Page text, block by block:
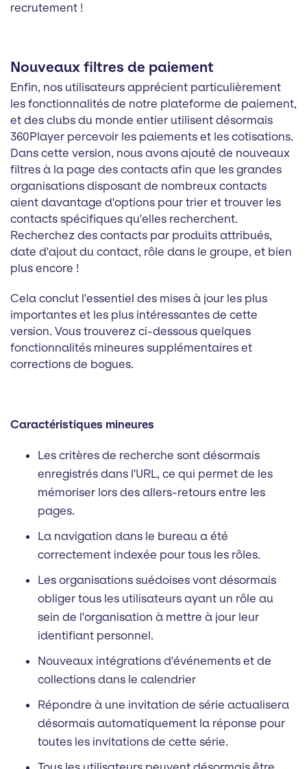
recrutement !
Nouveaux filtres de paiement
Enfin, nos utilisateurs apprécient particulièrement
les fonctionnalités de notre plateforme de paiement,
et des clubs du monde entier utilisent désormais
360Player percevoir les paiements et les cotisations.
Dans cette version, nous avons ajouté de nouveaux
filtres à la page des contacts afin que les grandes
organisations disposant de nombreux contacts
aient davantage d'options pour trier et trouver les
contacts spécifiques qu'elles recherchent.
Recherchez des contacts par produits attribués,
date d'ajout du contact, rôle dans le groupe, et bien
plus encore !
Cela conclut l'essentiel des mises à jour les plus
importantes et les plus intéressantes de cette
version. Vous trouverez ci-dessous quelques
fonctionnalités mineures supplémentaires et
corrections de bogues.
Caractéristiques mineures
Les critères de recherche sont désormais
enregistrés dans l'URL, ce qui permet de les
mémoriser lors des allers-retours entre les
pages.
La navigation dans le bureau a été
correctement indexée pour tous les rôles.
Les organisations suédoises vont désormais
obliger tous les utilisateurs ayant un rôle au
sein de l'organisation à mettre à jour leur
identifiant personnel.
Nouveaux intégrations d'événements et de
collections dans le calendrier
Répondre à une invitation de série actualisera
désormais automatiquement la réponse pour
toutes les invitations de cette série.